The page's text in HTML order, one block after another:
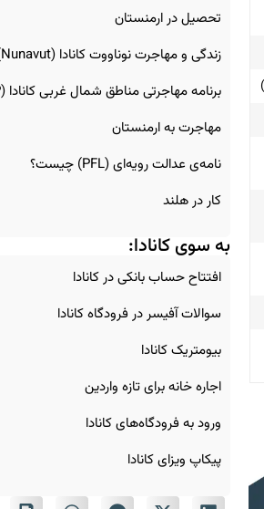
تحصیل در ارمنستان
زندگی و مهاجرت نوناووت کانادا (Nunavut)
برنامه مهاجرتی مناطق شمال غربی کانادا (NTNP)
مهاجرت به ارمنستان
نامه‌ی عدالت رویه‌ای (PFL) چیست؟
کار در هلند
به سوی کانادا:
افتتاح حساب بانکی در کانادا
سوالات آفیسر در فرودگاه کانادا
بیومتریک کانادا
اجاره خانه برای تازه‌ واردین
ورود به فرودگاه‌های کانادا
پیکاپ ویزای کانادا